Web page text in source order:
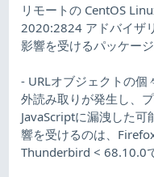
リモートの CentOS
2020:2824 アドバイザ
影響を受けるパッケー
- URLオブジェクトの
外読み取りが発生し、
JavaScriptに漏洩した
響を受けるのは、
Thunderbird < 68.10.0